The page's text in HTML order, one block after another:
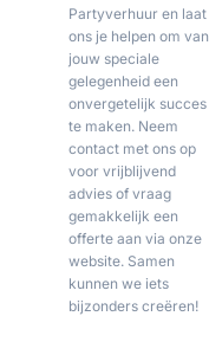
Partyverhuur en laat
ons je helpen om van
jouw speciale
gelegenheid een
onvergetelijk succes
te maken. Neem
contact met ons op
voor vrijblijvend
advies of vraag
gemakkelijk een
offerte aan via onze
website. Samen
kunnen we iets
bijzonders creëren!